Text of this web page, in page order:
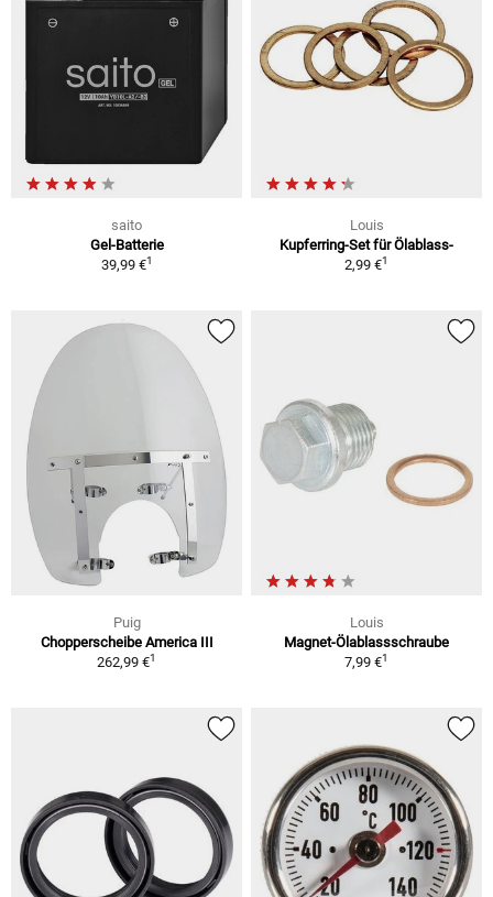
saito
Gel-Batterie
39,99 €1
Louis
Kupferring-Set für Ölablass-
2,99 €1
Puig
Chopperscheibe America III
262,99 €1
Louis
Magnet-Ölablassschraube
7,99 €1